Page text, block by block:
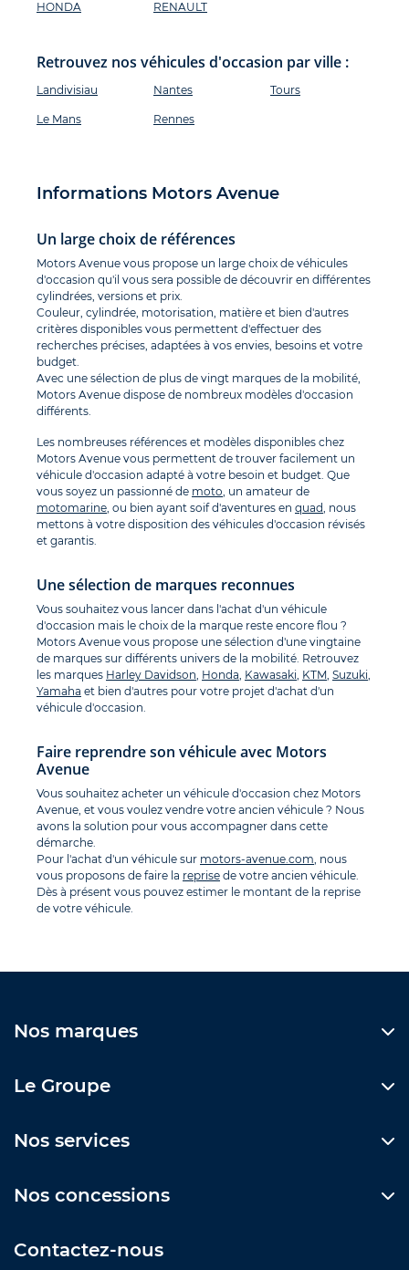
HONDA RENAULT
Retrouvez nos véhicules d'occasion par ville :
Landivisiau
Le Mans
Nantes
Rennes
Tours
Informations Motors Avenue
Un large choix de références
Motors Avenue vous propose un large choix de véhicules
d'occasion qu'il vous sera possible de découvrir en différentes
cylindrées, versions et prix.
Couleur, cylindrée, motorisation, matière et bien d'autres
critères disponibles vous permettent d'effectuer des
recherches précises, adaptées à vos envies, besoins et votre
budget.
Avec une sélection de plus de vingt marques de la mobilité,
Motors Avenue dispose de nombreux modèles d'occasion
différents.
Les nombreuses références et modèles disponibles chez
Motors Avenue vous permettent de trouver facilement un
véhicule d'occasion adapté à votre besoin et budget. Que
vous soyez un passionné de moto , un amateur de
motomarine , ou bien ayant soif d'aventures en quad , nous
mettons à votre disposition des véhicules d'occasion révisés
et garantis.
Une sélection de marques reconnues
Vous souhaitez vous lancer dans l'achat d'un véhicule
d'occasion mais le choix de la marque reste encore flou ?
Motors Avenue vous propose une sélection d'une vingtaine
de marques sur différents univers de la mobilité. Retrouvez
les marques Harley Davidson Honda Kawasaki KTM Suzuki
Yamaha et bien d'autres pour votre projet d'achat d'un
véhicule d'occasion.
Faire reprendre son véhicule avec Motors
Avenue
Vous souhaitez acheter un véhicule d'occasion chez Motors
Avenue, et vous voulez vendre votre ancien véhicule ? Nous
avons la solution pour vous accompagner dans cette
démarche.
Pour l'achat d'un véhicule sur motors-avenue.com , nous
vous proposons de faire la reprise de votre ancien véhicule.
Dès à présent vous pouvez estimer le montant de la reprise
de votre véhicule.
Nos marques
Le Groupe
Nos services
Nos concessions
Contactez-nous